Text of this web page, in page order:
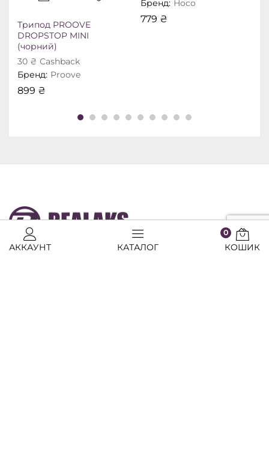
Трипод PROOVE
DROPSTOP MINI
(чорний)
30 ₴ Сashback
Бренд: Proove
899 ₴
Бренд: Hoco
779 ₴
АККАУНТ КАТАЛОГ
0
КОШИК